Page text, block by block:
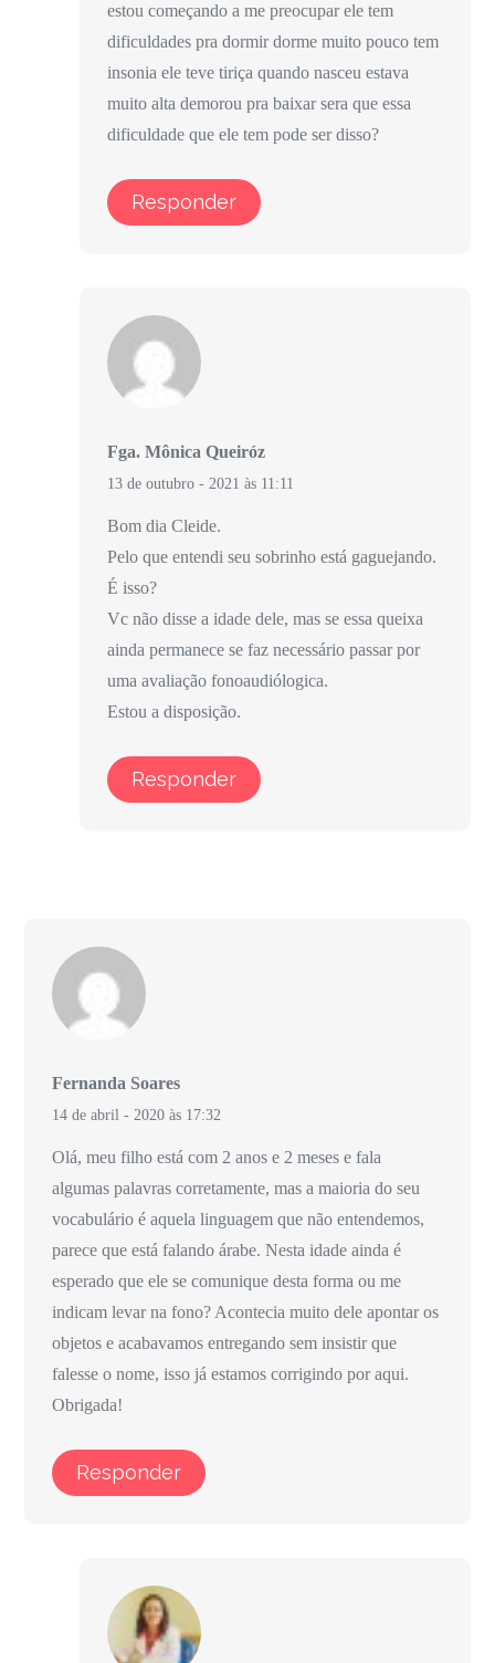
estou começando a me preocupar ele tem
dificuldades pra dormir dorme muito pouco tem
insonia ele teve tiriça quando nasceu estava
muito alta demorou pra baixar sera que essa
dificuldade que ele tem pode ser disso?
Responder
Fga. Mônica Queiróz
13 de outubro - 2021 às 11:11
Bom dia Cleide.
Pelo que entendi seu sobrinho está gaguejando.
É isso?
Vc não disse a idade dele, mas se essa queixa
ainda permanece se faz necessário passar por
uma avaliação fonoaudiólogica.
Estou a disposição.
Responder
Fernanda Soares
14 de abril - 2020 às 17:32
Olá, meu filho está com 2 anos e 2 meses e fala
algumas palavras corretamente, mas a maioria do seu
vocabulário é aquela linguagem que não entendemos,
parece que está falando árabe. Nesta idade ainda é
esperado que ele se comunique desta forma ou me
indicam levar na fono? Acontecia muito dele apontar os
objetos e acabavamos entregando sem insistir que
falesse o nome, isso já estamos corrigindo por aqui.
Obrigada!
Responder